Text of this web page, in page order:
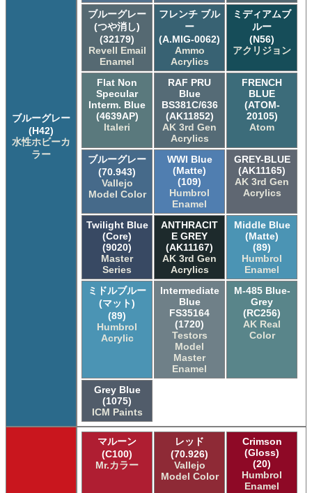
ブルーグレー
(H42)
水性ホビーカ
ラー
ブルーグレー
(つや消し)
(32179)
Revell Email
Enamel
フレンチ ブル
ー
(A.MIG-0062)
Ammo
Acrylics
ミディアムブ
ルー
(N56)
アクリジョン
Flat Non
Specular
Interm. Blue
(4639AP)
Italeri
RAF PRU
Blue
BS381C/636
(AK11852)
AK 3rd Gen
Acrylics
FRENCH
BLUE
(ATOM-
20105)
Atom
ブルーグレー
(70.943)
Vallejo
Model Color
WWI Blue
(Matte)
(109)
Humbrol
Enamel
GREY-BLUE
(AK11165)
AK 3rd Gen
Acrylics
Twilight Blue
(Core)
(9020)
Master
Series
ANTHRACIT
E GREY
(AK11167)
AK 3rd Gen
Acrylics
Middle Blue
(Matte)
(89)
Humbrol
Enamel
ミドルブルー
(マット)
(89)
Humbrol
Acrylic
Intermediate
Blue
FS35164
(1720)
Testors
Model
Master
Enamel
M-485 Blue-
Grey
(RC256)
AK Real
Color
Grey Blue
(1075)
ICM Paints
マルーン
(C100)
Mr.カラー
レッド
(70.926)
Vallejo
Model Color
Crimson
(Gloss)
(20)
Humbrol
Enamel